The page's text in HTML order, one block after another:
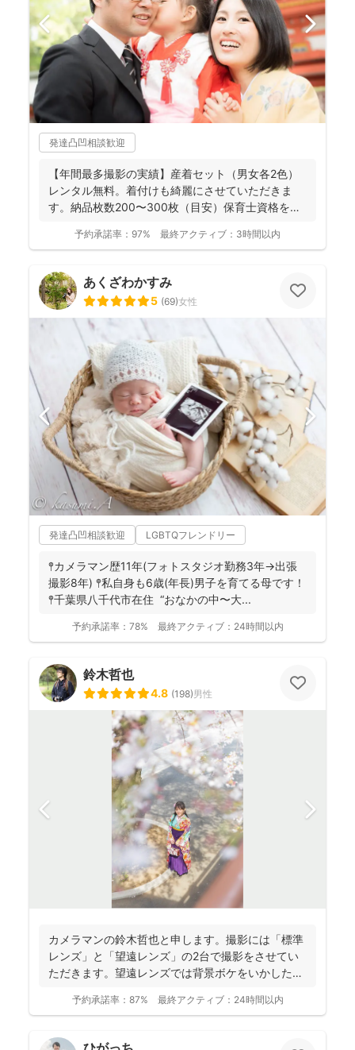
発達凸凹相談歓迎
【年間最多撮影の実績】産着セット（男女各2色）
レンタル無料。着付けも綺麗にさせていただきま
す。納品枚数200〜300枚（目安）保育士資格を持
予約承諾率： 97% 最終アクティブ： 3時間以内
あくざわかすみ
5 (69)女性
発達凸凹相談歓迎 LGBTQフレンドリー
𖤣カメラマン歴11年(フォトスタジオ勤務3年→出張
撮影8年) 𖤣私自身も6歳(年長)男子を育てる母です！
𖤣千葉県八千代市在住 “おなかの中〜大...
予約承諾率： 78% 最終アクティブ： 24時間以内
鈴木哲也
4.8 (198)男性
カメラマンの鈴木哲也と申します。撮影には「標準
レンズ」と「望遠レンズ」の2台で撮影をさせてい
ただきます。望遠レンズでは背景ボケをいかしたお
予約承諾率： 87% 最終アクティブ： 24時間以内